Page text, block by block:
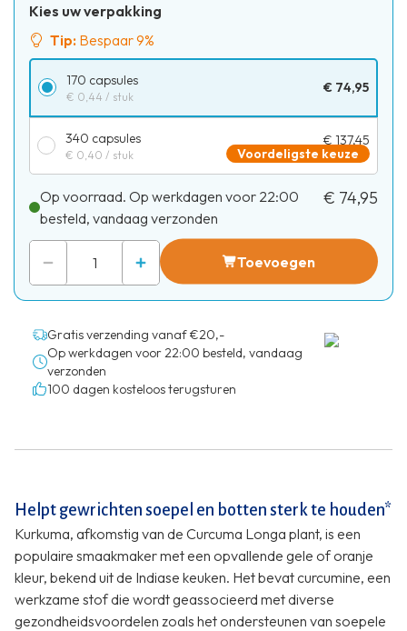
Kies uw verpakking
Tip: Bespaar 9%
170 capsules
€ 0,44 / stuk
€ 74,95
340 capsules
€ 0,40 / stuk
€ 137,45
Voordeligste keuze
Op voorraad. Op werkdagen voor 22:00
besteld, vandaag verzonden
€ 74,95
Toevoegen
Gratis verzending vanaf €20,-
Op werkdagen voor 22:00 besteld, vandaag
verzonden
100 dagen kosteloos terugsturen
Helpt gewrichten soepel en botten sterk te houden*
Kurkuma, afkomstig van de Curcuma Longa plant, is een
populaire smaakmaker met een opvallende gele of oranje
kleur, bekend uit de Indiase keuken. Het bevat curcumine, een
werkzame stof die wordt geassocieerd met diverse
gezondheidsvoordelen zoals het ondersteunen van soepele